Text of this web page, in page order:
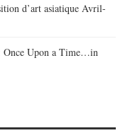
d’art asiatique Avril-
Once Upon a Time…in